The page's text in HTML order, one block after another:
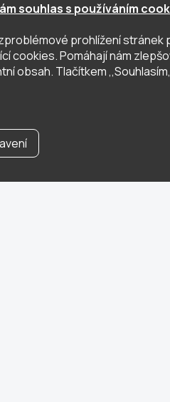
souhlas s používáním
prohlížení stránek
cookies. Pomáhají nám
obsah. Tlačítkem